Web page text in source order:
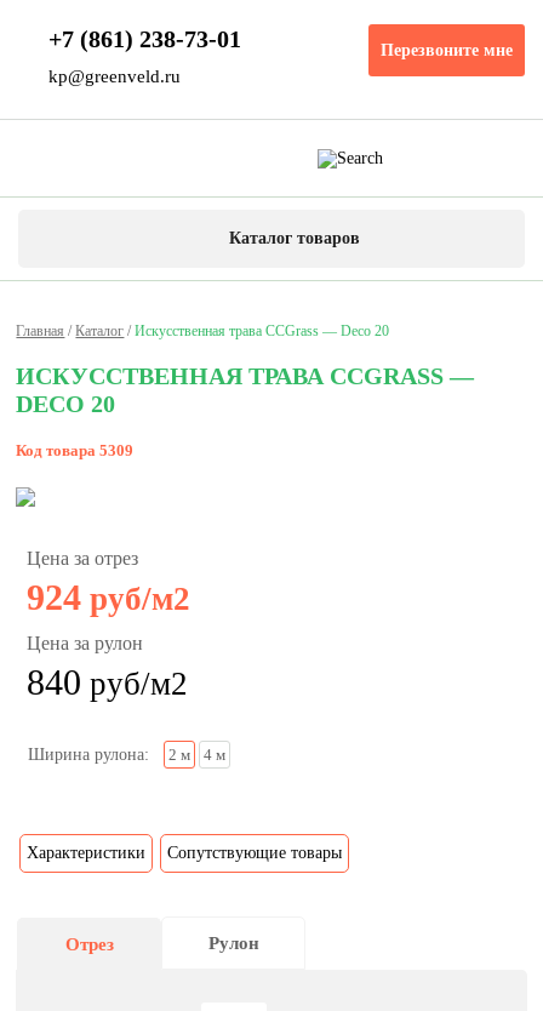
+7 (861) 238-73-01
kp@greenveld.ru
Перезвоните мне
Каталог товаров
Главная /Каталог /Искусственная трава CCGrass — Deco 20
ИСКУССТВЕННАЯ ТРАВА CCGRASS —
DECO 20
Код товара5309
Цена за отрез
924 руб/м2
Цена за рулон
840 руб/м2
Ширина рулона: 2 м 4 м
Характеристики Сопутствующие товары
Отрез Рулон